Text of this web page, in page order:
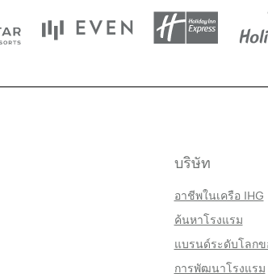
บริษัท
อาชีพในเครือ IHG
ค้นหาโรงแรม
แบรนด์ระดับโลกข
การพัฒนาโรงแรม